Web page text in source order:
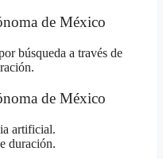
de México
búsqueda a través de
de México
artificial.
duración.